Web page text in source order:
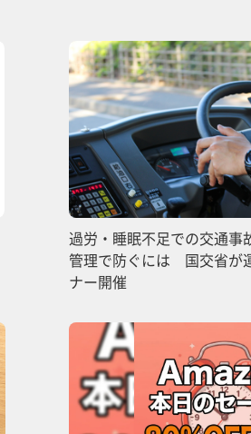
過労・睡眠不足での交通事
管理で防ぐには 国交省が
ナー開催